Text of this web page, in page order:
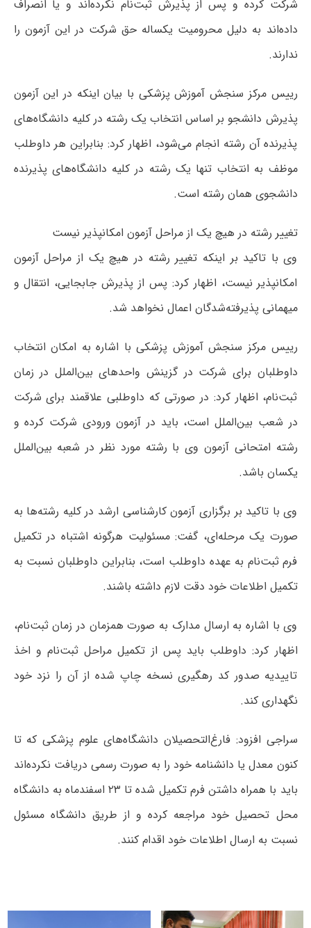
شرکت کرده و پس از پذیرش ثبت‌نام نکرده‌اند و یا انصراف
داده‌اند به دلیل محرومیت یکساله حق شرکت در این آزمون را
ندارند.
رییس مرکز سنجش آموزش پزشکی با بیان اینکه در این آزمون
پذیرش دانشجو بر اساس انتخاب یک رشته در کلیه دانشگاه‌های
پذیرنده آن رشته انجام می‌شود، اظهار کرد: بنابراین هر داوطلب
موظف به انتخاب تنها یک رشته در کلیه دانشگاه‌های پذیرنده
دانشجوی همان رشته است.
تغییر رشته در هیچ یک از مراحل آزمون امکانپذیر نیست
وی با تاکید بر اینکه تغییر رشته در هیچ یک از مراحل آزمون
امکانپذیر نیست، اظهار کرد: پس از پذیرش جابجایی، انتقال و
میهمانی پذیرفته‌شدگان اعمال نخواهد شد.
رییس مرکز سنجش آموزش پزشکی با اشاره به امکان انتخاب
داوطلبان برای شرکت در گزینش واحدهای بین‌الملل در زمان
ثبت‌نام، اظهار کرد: در صورتی که داوطلبی علاقمند برای شرکت
در شعب بین‌الملل است، باید در آزمون ورودی شرکت کرده و
رشته امتحانی آزمون وی با رشته مورد نظر در شعبه بین‌الملل
یکسان باشد.
وی با تاکید بر برگزاری آزمون کارشناسی ارشد در کلیه رشته‌ها به
صورت یک مرحله‌ای، گفت: مسئولیت هرگونه اشتباه در تکمیل
فرم ثبت‌نام به عهده داوطلب است، بنابراین داوطلبان نسبت به
تکمیل اطلاعات خود دقت لازم داشته باشند.
وی با اشاره به ارسال مدارک به صورت همزمان در زمان ثبت‌نام،
اظهار کرد: داوطلب باید پس از تکمیل مراحل ثبت‌نام و اخذ
تاییدیه صدور کد رهگیری نسخه چاپ شده از آن را نزد خود
نگهداری کند.
سراجی افزود: فارغ‌التحصیلان دانشگاه‌های علوم پزشکی که تا
کنون معدل یا دانشنامه خود را به صورت رسمی دریافت نکرده‌اند
باید با همراه داشتن فرم تکمیل شده تا ۲۳ اسفندماه به دانشگاه
محل تحصیل خود مراجعه کرده و از طریق دانشگاه مسئول
نسبت به ارسال اطلاعات خود اقدام کنند.